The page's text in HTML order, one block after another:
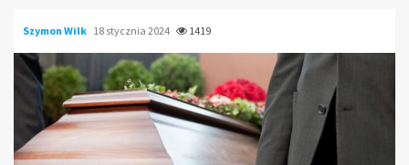
Szymon Wilk 18 stycznia 2024 1419